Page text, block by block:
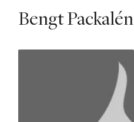
Bengt Packalén